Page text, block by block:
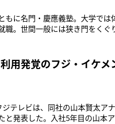
もに名門・慶應義塾。大学で
職。世間一般には狭き門をく
、フジテレビが『当社社員に関
り出演するはずの担
用発覚のフジ・イケ
ジテレビは、同社の山本賢太ア
と発表した。入社5年目の山本